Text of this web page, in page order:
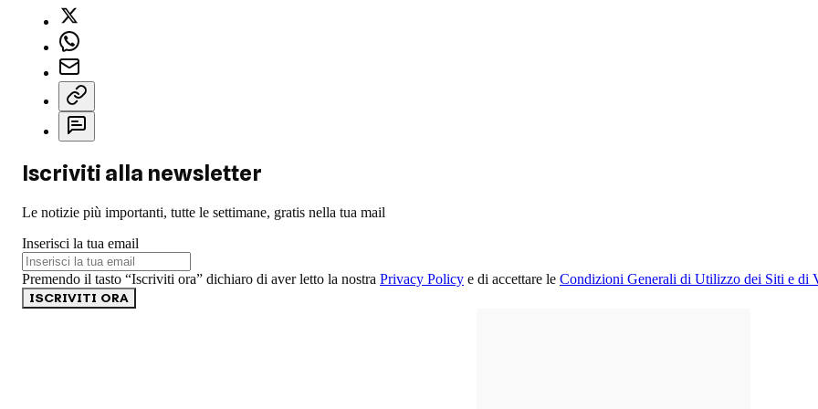
Iscriviti alla newsletter
Le notizie più importanti, tutte le settimane, gratis nella tua mail
Inserisci la tua email
Premendo il tasto “Iscriviti ora” dichiaro di aver letto la nostra Privacy Policy e di accettare le Condizioni Generali di Utilizzo dei Siti e di
ISCRIVITI ORA